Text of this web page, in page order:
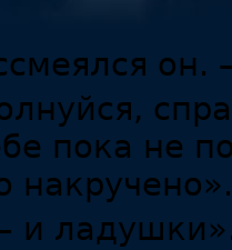
он.
пока не
накручено».
и